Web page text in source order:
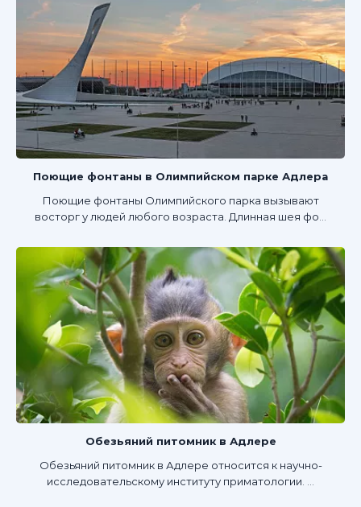
Поющие фонтаны в Олимпийском парке Адлера
Поющие фонтаны Олимпийского парка вызывают
восторг у людей любого возраста. Длинная шея фо...
Обезьяний питомник в Адлере
Обезьяний питомник в Адлере относится к научно-
исследовательскому институту приматологии. ...